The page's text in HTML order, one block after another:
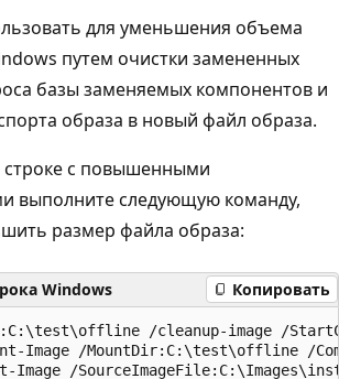
для уменьшения объема
путем очистки замененных
базы заменяемых компонентов и
образа в новый файл образа.
с повышенными
выполните следующую команду,
размер файла образа:
Windows Копировать
/cleanup-image /
Image /MountDir:C:\test\offline /